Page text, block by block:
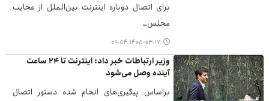
برای اتصال دوباره اینترنت بین‌الملل از عجایب
مجلس…
۱۴۰۵-۰۳-۱۷ ۰۹:۵۴
وزیر ارتباطات خبر داد: اینترنت تا ۲۴ ساعت
آینده وصل می‌شود
براساس پیگیری‌های انجام شده دستور اتصال